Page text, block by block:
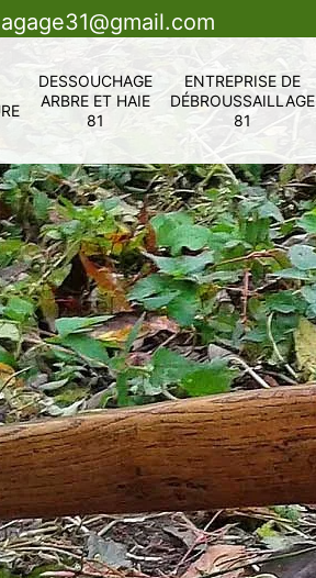
DESSOUCHAGE
ARBRE ET HAIE
81
ENTREPRISE DE
DÉBROUSSAILLAGE
81